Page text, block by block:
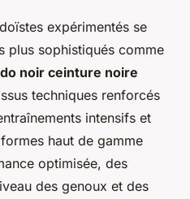
expérimentés se
plus sophistiqués comme
noir ceinture noire
techniques renforcés
intensifs et
haut de gamme
optimisée, des
des genoux et des